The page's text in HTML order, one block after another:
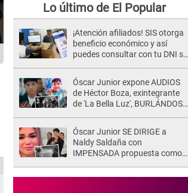
Lo último de El Popular
¡Atención afiliados! SIS otorga
beneficio económico y así
puedes consultar con tu DNI si
Óscar Junior expone AUDIOS
de Héctor Boza, exintegrante
de 'La Bella Luz', BURLÁNDOSE
de maltrato: "Grábame..."
Óscar Junior SE DIRIGE a
Naldy Saldaña con
IMPENSADA propuesta como